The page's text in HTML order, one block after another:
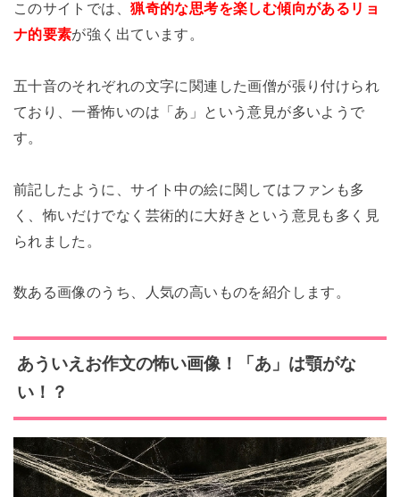
このサイトでは、猟奇的な思考を楽しむ傾向があるリョ
ナ的要素が強く出ています。
五十音のそれぞれの文字に関連した画僧が張り付けられ
ており、一番怖いのは「あ」という意見が多いようで
す。
前記したように、サイト中の絵に関してはファンも多
く、怖いだけでなく芸術的に大好きという意見も多く見
られました。
数ある画像のうち、人気の高いものを紹介します。
あういえお作文の怖い画像！「あ」は顎がな
い！？